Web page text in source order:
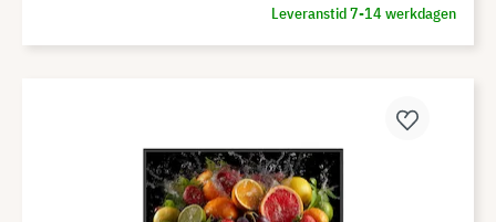
Leveranstid 7-14 werkdagen